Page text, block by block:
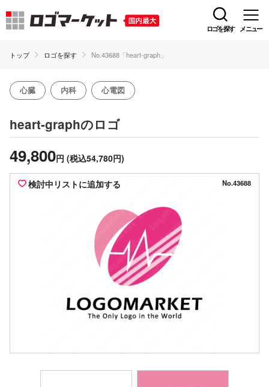
ロゴを探す メニュー
トップ ロゴを探す No.43688「heart-graph」
心臓 内科 心電図
heart-graphのロゴ
49,800円 (税込54,780円)
検討中リストに追加する No.43688